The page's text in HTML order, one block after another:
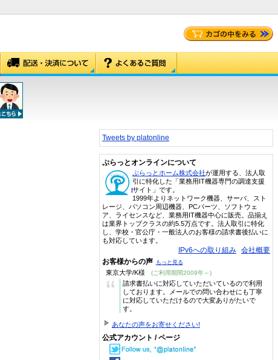
Tweets by platonline
ぷらっとオンラインについて
ぷらっとホーム株式会社が運用する、法人取
引に特化した「業務用IT機器専門の調達支援
サイト」です。
1999年よりネットワーク機器、サーバ、スト
レージ、パソコン周辺機器、PCパーツ、ソフトウェ
ア、ライセンスなど、業務用IT機器中心に販売。品揃え
は業界トップクラスの約5.5万点です。法人取引に特化
し、学校・官公庁・一般法人のお客様の請求書後払いに
も対応しています。
IPv6への取り組み 会社概要
お客様からの声 もっと見る
東京大学/K様 (ご利用期間2009年～)
“
請求書払いに対応していただいているので利用
しております。メールでの問い合わせにも丁寧
に対応していただけるので大変ありがたいで
す。
あなたの声をお寄せください!
公式アカウント / ページ